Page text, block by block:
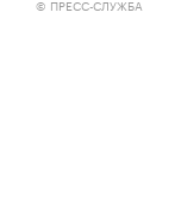
© ПРЕСС-СЛУЖБА